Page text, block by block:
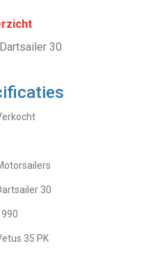
Dartsailer 30
30
35 PK